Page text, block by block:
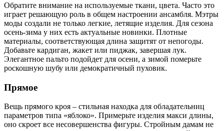
Обратите внимание на используемые ткани, цвета. Часто это
играет решающую роль в общем настроении ансамбля. Мэтры
моды создали не только легкие, летящие изделия. Для сезона
осень-зима у них есть актуальные новинки. Плотные
материалы, соответствующая длина защитят от непогоды.
Добавьте кардиган, жакет или пиджак, завершая лук.
Элегантное пальто подойдет для осени, а зимой померьте
роскошную шубу или демократичный пуховик.
Прямое
Вещь прямого кроя – стильная находка для обладательниц
параметров типа «яблоко». Примерьте изделия макси длины,
оно скроет все несовершенства фигуры. Стройным дамам не